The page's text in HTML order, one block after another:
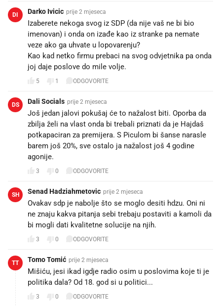
DI Darko Ivicic prije 2 mjeseca
Izaberete nekoga svog iz SDP (da nije vaš ne bi bio
imenovan) i onda on izađe kao iz stranke pa nemate
veze ako ga uhvate u lopovarenju?
Kao kad netko firmu prebaci na svog odvjetnika pa onda
joj daje poslove do mile volje.
5 1 ODGOVORITE
DS Dali Socials prije 2 mjeseca
Još jedan jalovi pokušaj će to nažalost biti. Oporba da
zbilja želi na vlast onda bi trebali priznati da je Hajdaš
potkapaciran za premijera. S Piculom bi šanse narasle
barem još 20%, sve ostalo ja nažalost još 4 godine
agonije.
3 0 ODGOVORITE
SH Senad Hadziahmetovic prije 2 mjeseca
Ovakav sdp je nabolje što se moglo desiti hdzu. Oni ni
ne znaju kakva pitanja sebi trebaju postaviti a kamoli da
bi mogli dati kvalitetne solucije na njih.
3 0 ODGOVORITE
TT Tomo Tomić prije 2 mjeseca
Mišiću, jesi ikad igdje radio osim u poslovima koje ti je
politika dala? Od 18. god si u politici...
3 0
ODGOVORITE